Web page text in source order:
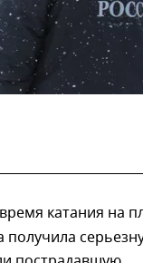
катания на
получила